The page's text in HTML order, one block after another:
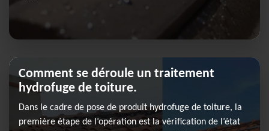
Comment se déroule un traitement
hydrofuge de toiture.
Dans le cadre de pose de produit hydrofuge de toiture, la
première étape de l’opération est la vérification de l’état